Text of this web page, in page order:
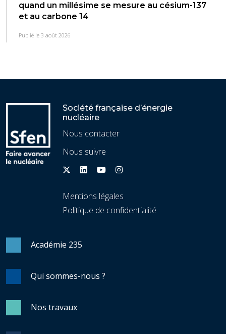
quand un millésime se mesure au césium-137
et au carbone 14
Publié le 3 août 2026
Société française d’énergie
nucléaire
Nous contacter
Nous suivre
Mentions légales
Politique de confidentialité
Académie 235
Qui sommes-nous ?
Nos travaux